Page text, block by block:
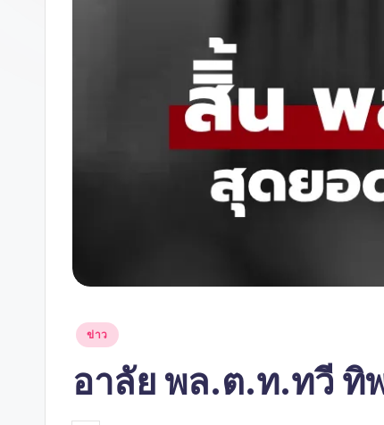
Posted
ข่าว
อาลัย พล.ต.ท.ทวี ทิ